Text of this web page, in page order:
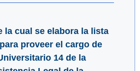
la cual se elabora la lista
proveer el cargo de
14 de la